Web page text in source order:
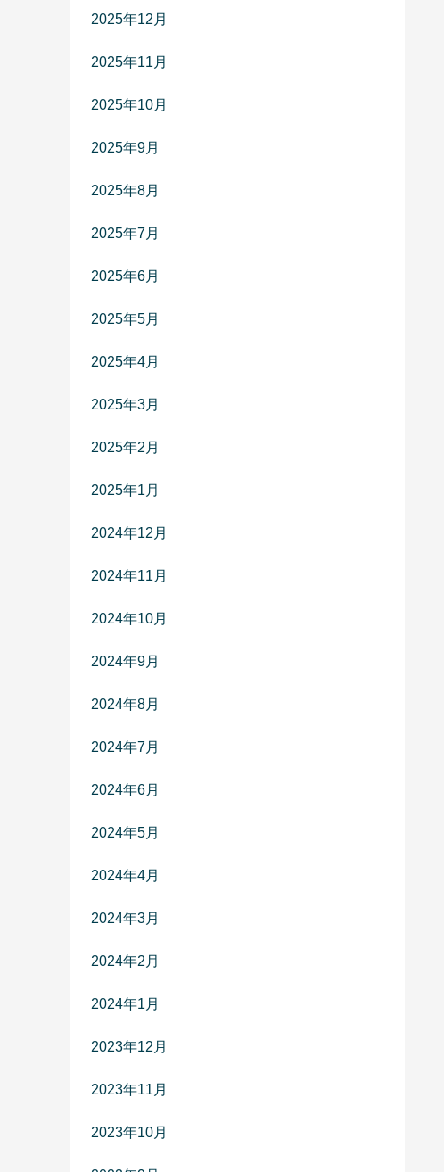
2025年12月
2025年11月
2025年10月
2025年9月
2025年8月
2025年7月
2025年6月
2025年5月
2025年4月
2025年3月
2025年2月
2025年1月
2024年12月
2024年11月
2024年10月
2024年9月
2024年8月
2024年7月
2024年6月
2024年5月
2024年4月
2024年3月
2024年2月
2024年1月
2023年12月
2023年11月
2023年10月